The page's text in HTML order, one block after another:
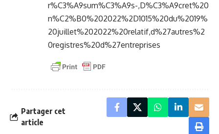
r%C3%A9sum%C3%A9s-,D%C3%A9cret%20
n%C2%B0%202022%2D1015%20du%2019%
20juillet%202022%20relatif,d%27autres%2
0registres%20d%27entreprises
Partager cet
article